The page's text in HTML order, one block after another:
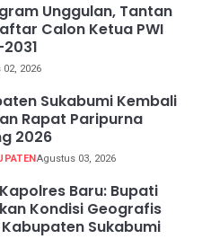
Unggulan, Tantan
Calon Ketua PWI
2026
Sukabumi Kembali
Rapat Paripurna
2026
Agustus 03, 2026
Baru: Bupati
Kondisi Geografis
Sukabumi